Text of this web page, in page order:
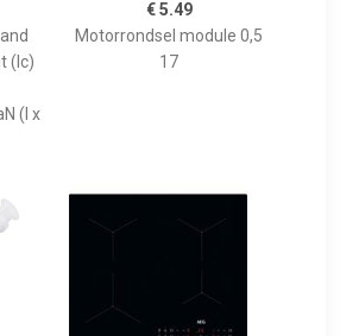
(lc)
(l x
€ 5.49
Motorrondsel module 0,5
17